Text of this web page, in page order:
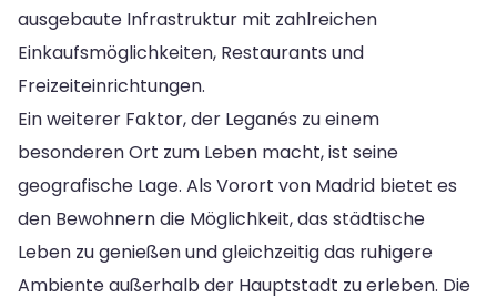
ausgebaute Infrastruktur mit zahlreichen
Einkaufsmöglichkeiten, Restaurants und
Freizeiteinrichtungen.
Ein weiterer Faktor, der Leganés zu einem
besonderen Ort zum Leben macht, ist seine
geografische Lage. Als Vorort von Madrid bietet es
den Bewohnern die Möglichkeit, das städtische
Leben zu genießen und gleichzeitig das ruhigere
Ambiente außerhalb der Hauptstadt zu erleben. Die